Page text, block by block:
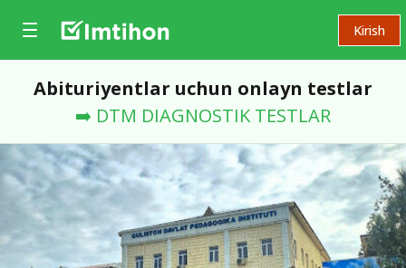
Kirish
Abituriyentlar uchun onlayn testlar
➡️ DTM DIAGNOSTIK TESTLAR